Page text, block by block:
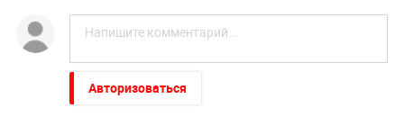
Авторизоваться